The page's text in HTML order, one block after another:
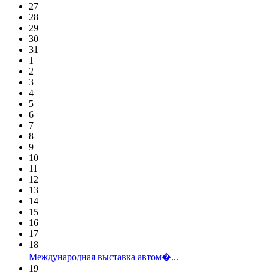
27
28
29
30
31
1
2
3
4
5
6
7
8
9
10
11
12
13
14
15
16
17
18
Международная выставка автом�...
19